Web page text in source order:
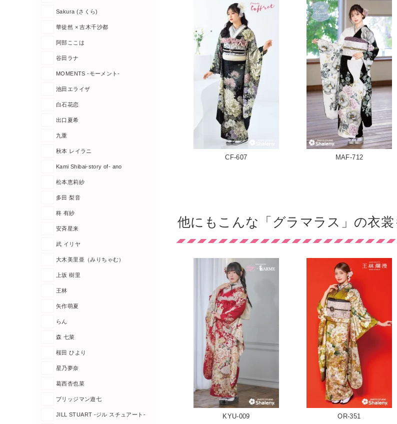
CF-607 MAF-712
他にもこんな「グラマラス」の衣裳
KYU-009 OR-351
Sakura (さくら)
華徒然 × 吉木千沙都
阿部ここは
谷田ラナ
MOMENTS -モーメント-
池田エライザ
白石花恋
出口夏希
九重
秋本 レイラニ
Kami Shibai-story of- ano
松本恵莉紗
多田 梨音
柊 有紗
安斉星来
武 イリヤ
大木美里亜（みりちゃむ）
上坂 樹里
王林
矢作萌夏
らん
森 七菜
桜田 ひより
星乃夢奈
葛西杏也菜
ブリッジマン遊七
JILL STUART -ジル スチュアート-